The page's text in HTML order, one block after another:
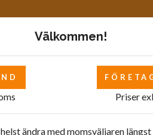
Bilverkstad - övrigt
Välkommen!
Priser
ändra med momsväljaren längst